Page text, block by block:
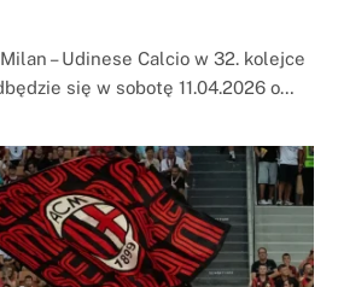
– Udinese Calcio w 32. kolejce
się w sobotę 11.04.2026 o…